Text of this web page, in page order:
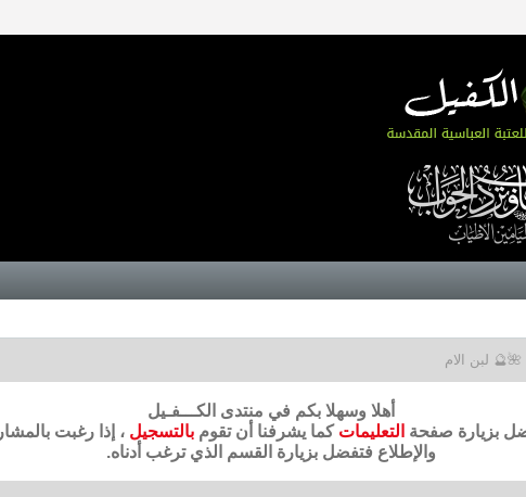
🌺🔮 لبن الام
أهلا وسهلا بكم في منتدى الكـــفـيل
بزيارة صفحة التعليمات كما يشرفنا أن تقوم بالتسجيل ، إذا رغبت
والإطلاع فتفضل بزيارة القسم الذي ترغب أدناه.